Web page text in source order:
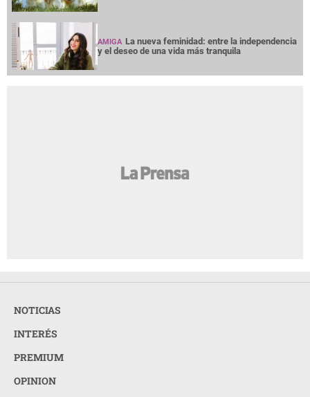
AMIGA La nueva feminidad: entre la independencia
y el deseo de una vida más tranquila
NOTICIAS
INTERÉS
PREMIUM
OPINION